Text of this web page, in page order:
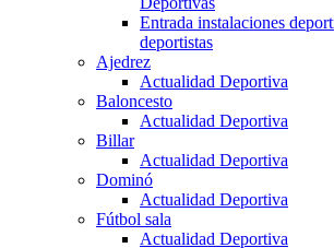
Entrada instalaciones
deportistas
Ajedrez
Actualidad Deportiva
Baloncesto
Actualidad Deportiva
Billar
Actualidad Deportiva
Dominó
Actualidad Deportiva
Fútbol sala
Actualidad Deportiva